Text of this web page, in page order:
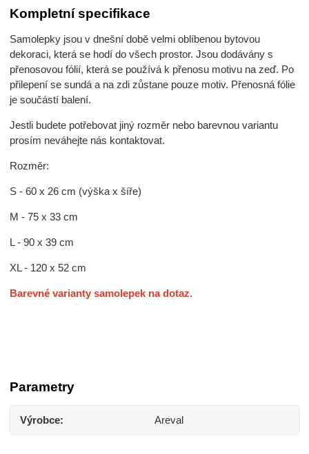
Kompletní specifikace
Samolepky jsou v dnešní době velmi oblíbenou bytovou
dekoraci, která se hodí do všech prostor. Jsou dodávány s
přenosovou fólií, která se používá k přenosu motivu na zeď. Po
přilepení se sundá a na zdi zůstane pouze motiv. Přenosná fólie
je součástí balení.
Jestli budete potřebovat jiný rozměr nebo barevnou variantu
prosím neváhejte nás kontaktovat.
Rozměr:
S - 60 x 26 cm (výška x šíře)
M - 75 x 33 cm
L - 90 x 39 cm
XL - 120 x 52 cm
Barevné varianty samolepek na dotaz.
Parametry
Výrobce Areval